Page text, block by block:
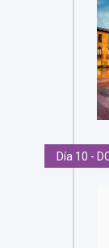
Día 10 -